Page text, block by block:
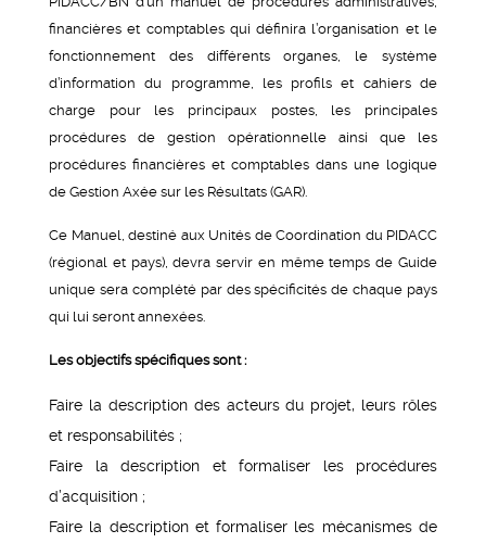
financières et comptables qui définira l’organisation et le
fonctionnement des différents organes, le système
d’information du programme, les profils et cahiers de
charge pour les principaux postes, les principales
procédures de gestion opérationnelle ainsi que les
procédures financières et comptables dans une logique
de Gestion Axée sur les Résultats (GAR).
Ce Manuel, destiné aux Unités de Coordination du PIDACC
(régional et pays), devra servir en même temps de Guide
unique sera complété par des spécificités de chaque pays
qui lui seront annexées.
Les objectifs spécifiques sont :
Faire la description des acteurs du projet, leurs rôles
et responsabilités ;
Faire la description et formaliser les procédures
d’acquisition ;
Faire la description et formaliser les mécanismes de